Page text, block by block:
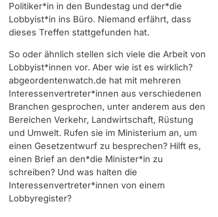
Politiker*in in den Bundestag und der*die
Lobbyist*in ins Büro. Niemand erfährt, dass
dieses Treffen stattgefunden hat.
So oder ähnlich stellen sich viele die Arbeit von
Lobbyist*innen vor. Aber wie ist es wirklich?
abgeordentenwatch.de hat mit mehreren
Interessenvertreter*innen aus verschiedenen
Branchen gesprochen, unter anderem aus den
Bereichen Verkehr, Landwirtschaft, Rüstung
und Umwelt. Rufen sie im Ministerium an, um
einen Gesetzentwurf zu besprechen? Hilft es,
einen Brief an den*die Minister*in zu
schreiben? Und was halten die
Interessenvertreter*innen von einem
Lobbyregister?